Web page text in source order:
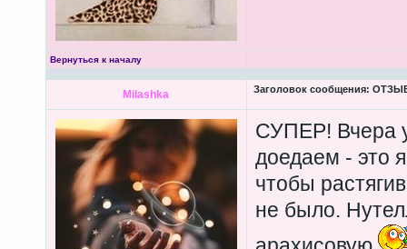
Вернуться к началу
Milashka Заголовок сообщения:
СУПЕР! Вчера
доедаем - это
чтобы
не было.